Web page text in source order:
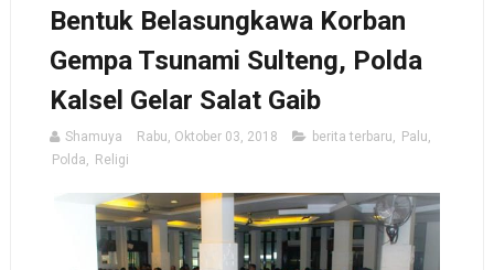
Bentuk Belasungkawa Korban
Gempa Tsunami Sulteng, Polda
Kalsel Gelar Salat Gaib
Shamuya Rabu, Oktober 03, 2018 berita terbaru, Palu,
Polda, Religi